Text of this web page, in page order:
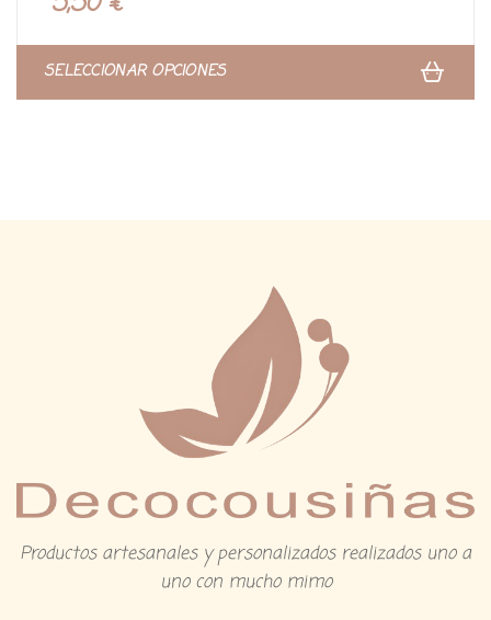
SELECCIONAR OPCIONES
Productos artesanales y personalizados realizados uno a
uno con mucho mimo